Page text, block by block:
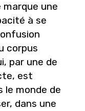
marque une
à se
corpus
par une de
est
le monde de
dans une